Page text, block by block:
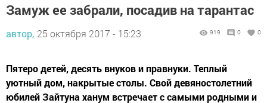
Замуж ее забрали, посадив на тарантас
автор, 25 октября 2017 - 15:23 919 0 0
Пятеро детей, десять внуков и правнуки. Теплый
уютный дом, накрытые столы. Свой девяностолетний
юбилей Зайтуна ханум встречает с самыми родными и